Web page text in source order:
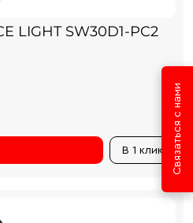
LIGHT SW30D1-PC2
В 1 клик Связаться с нами